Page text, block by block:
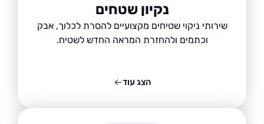
נקיון שטחים
שירותי ניקוי שטיחים מקצועיים להסרת לכלוך, אבק
וכתמים ולהחזרת המראה החדש לשטיח.